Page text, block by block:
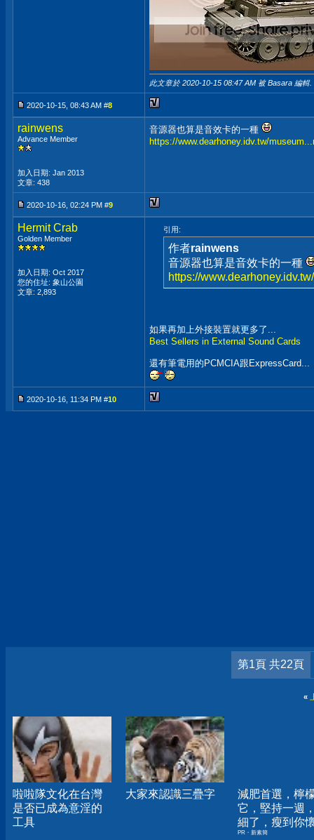
此文章於 2020-10-15 08:47 AM 被 Basara 編輯.
2020-10-15, 08:43 AM #8
rainwens
Advance Member
加入日期: Jan 2013
文章: 438
音源器也算是音效卡的一種
https://www.dearhoney.idv.tw/
2020-10-16, 02:24 PM #9
Hermit Crab
Golden Member
加入日期: Oct 2017
您的住址: 象山公園
文章: 2,893
引用:
作者rainwens
音源器也算是音效卡的一種
https://
如果再加上外接裝置就更多了...
Best Sellers in External Sound Cards
還有筆電用的PCMCIA跟ExpressCard...
2020-10-16, 11:34 PM #10
第1頁 共22頁
«
啦啦隊文化在台灣
是否已成為意淫的
工具
大家來認識三疊字
減肥首選，檸
它，堅持一週
細了，瘦到你
人生
PR・新素簡